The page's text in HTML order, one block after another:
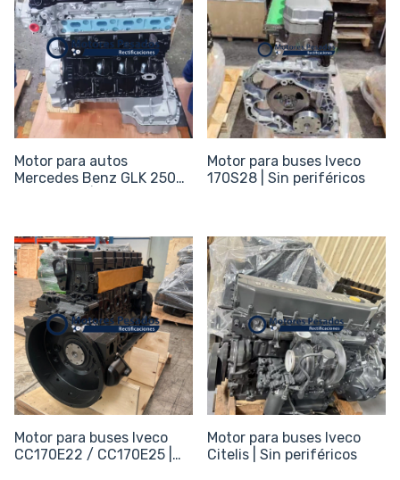
Motor para autos
Mercedes Benz GLK 250
Motor para buses Iveco
170S28 | Sin periféricos
Motor para buses Iveco
CC170E22 / CC170E25 |
Motor para buses Iveco
Citelis | Sin periféricos